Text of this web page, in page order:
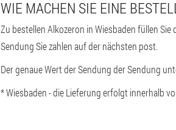
WIE MACHEN SIE EINE
Zu bestellen Alkozeron in Wiesbaden füllen
Sendung Sie zahlen auf der nächsten post.
Der genaue Wert der Sendung der Sendung
* Wiesbaden - die Lieferung erfolgt innerhalb